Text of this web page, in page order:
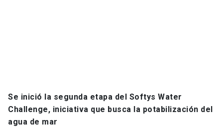
Se inició la segunda etapa del Softys Water
Challenge, iniciativa que busca la potabilización del
agua de mar